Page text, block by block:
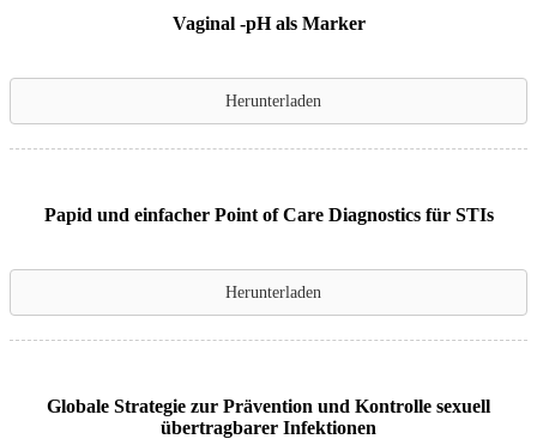
Vaginal -pH als Marker
Herunterladen
Papid und einfacher Point of Care Diagnostics für STIs
Herunterladen
Globale Strategie zur Prävention und Kontrolle sexuell
übertragbarer Infektionen